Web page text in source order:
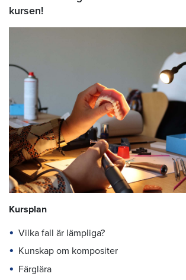
kursen!
Kursplan
Vilka fall är lämpliga?
Kunskap om kompositer
Färglära